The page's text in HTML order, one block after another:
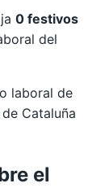
0 festivos
del
laboral de
Cataluña
el